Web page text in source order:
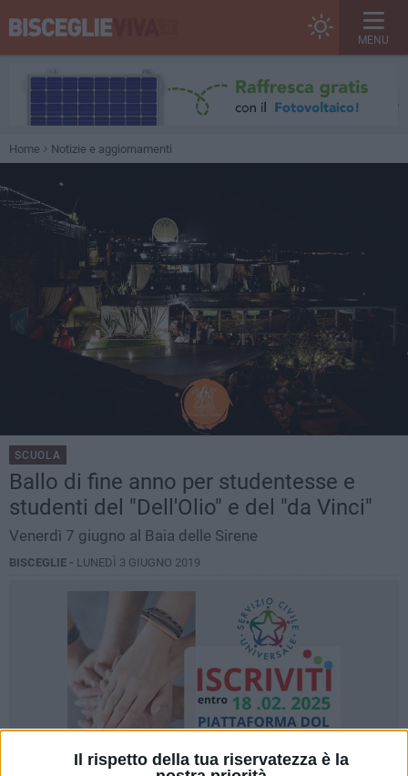
Il rispetto della tua riservatezza è la
MENU
Home Notizie e aggiornamenti
SCUOLA
Ballo di fine anno per studentesse e
studenti del "Dell'Olio" e del "da Vinci"
Venerdì 7 giugno al Baia delle Sirene
BISCEGLIE - LUNEDÌ 3 GIUGNO 2019